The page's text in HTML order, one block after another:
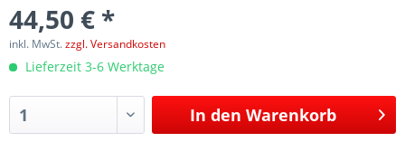
44,50 € *
inkl. MwSt.zzgl. Versandkosten
Lieferzeit 3-6 Werktage
In den Warenkorb